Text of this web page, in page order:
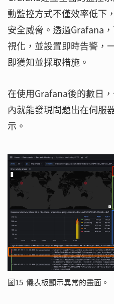
動監控方式不僅效率低下
安全威脅。透過Grafana
視化，並設置即時告警，
即獲知並採取措施。
在使用Grafana後的數日
內就能發現問題出在伺服
示。
圖15 儀表板顯示異常的畫面。